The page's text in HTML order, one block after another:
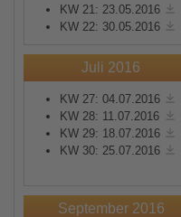
KW 21: 23.05.2016
KW 22: 30.05.2016
Juli 2016
KW 27: 04.07.2016
KW 28: 11.07.2016
KW 29: 18.07.2016
KW 30: 25.07.2016
September 2016